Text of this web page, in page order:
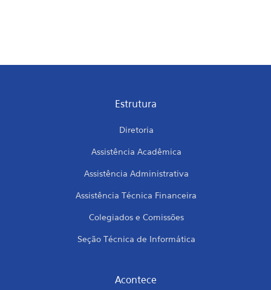
Estrutura
Diretoria
Assistência Acadêmica
Assistência Administrativa
Assistência Técnica Financeira
Colegiados e Comissões
Seção Técnica de Informática
Acontece